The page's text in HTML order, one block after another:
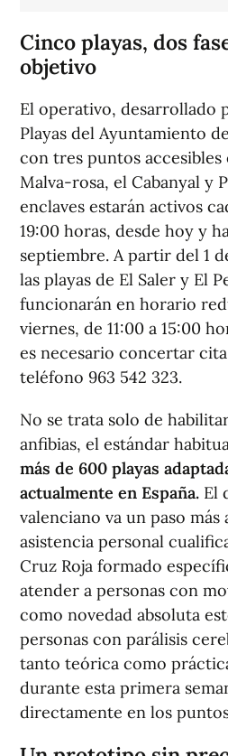
Cinco playas, dos
objetivo
El operativo, desarrollado
Playas del Ayuntamiento
con tres puntos accesibles
Malva-rosa, el Cabanyal y
enclaves estarán activos
19:00 horas, desde hoy y
septiembre. A partir del 1
las playas de El Saler y El
funcionarán en horario
viernes, de 11:00 a 15:00
es necesario concertar
teléfono 963 542 323.
No se trata solo de
anfibias, el estándar
más de 600 playas
actualmente en España. El
valenciano va un paso
asistencia personal
Cruz Roja formado
atender a personas con
como novedad absoluta
personas con parálisis
tanto teórica como
durante esta primera
directamente en los